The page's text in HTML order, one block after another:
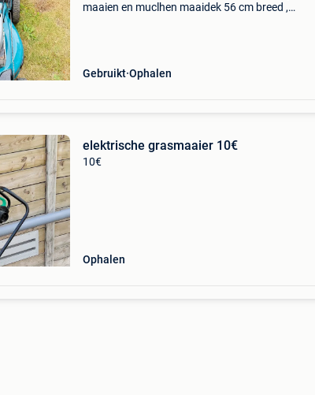
maaien en muclhen maaidek 56 cm breed ,
Gebruikt Ophalen
elektrische grasmaaier 10€
10€
Ophalen